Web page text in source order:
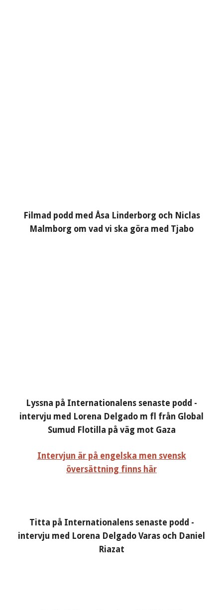
Filmad podd med Åsa Linderborg och Niclas
Malmborg om vad vi ska göra med Tjabo
Lyssna på Internationalens senaste podd -
intervju med Lorena Delgado m fl från Global
Sumud Flotilla på väg mot Gaza
Intervjun är på engelska men svensk
översättning finns här
Titta på Internationalens senaste podd -
intervju med Lorena Delgado Varas och Daniel
Riazat